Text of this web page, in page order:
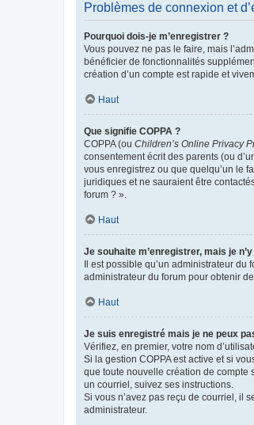
Problèmes de connexion et
Pourquoi dois-je m’enregistrer ?
Vous pouvez ne pas le faire, mais
bénéficier de fonctionnalités
création d’un compte est rapide et
Haut
Que signifie COPPA ?
COPPA (ou Children’s Online Privacy
consentement écrit des parents (ou
vous enregistrez ou que quelqu’un le
juridiques et ne sauraient être
forum ? ».
Haut
Je souhaite m’enregistrer, mais je
Il est possible qu’un administrateur
administrateur du forum pour obtenir de
Haut
Je suis enregistré mais je ne peux
Vérifiez, en premier, votre nom
Si la gestion COPPA est active et si
que toute nouvelle création de compte
un courriel, suivez ses instructions.
Si vous n’avez pas reçu de courriel, il
administrateur.